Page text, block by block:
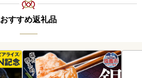
おすすめ返礼品